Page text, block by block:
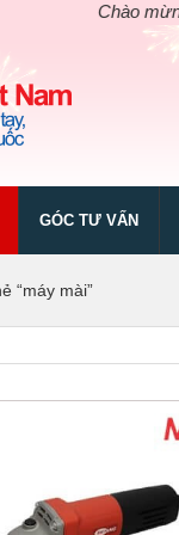
Chào mừng
GÓC TƯ VẤN
“máy mài”